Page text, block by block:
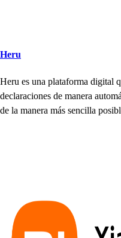
Heru
Heru es una plataforma digital
declaraciones de manera aut
de la manera más sencilla pos